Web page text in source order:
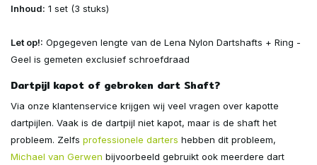
Inhoud: 1 set (3 stuks)
Let op!: Opgegeven lengte van de Lena Nylon Dartshafts + Ring -
Geel is gemeten exclusief schroefdraad
Dartpijl kapot of gebroken dart Shaft?
Via onze klantenservice krijgen wij veel vragen over kapotte
dartpijlen. Vaak is de dartpijl niet kapot, maar is de shaft het
probleem. Zelfs professionele darters hebben dit probleem,
Michael van Gerwen bijvoorbeeld gebruikt ook meerdere dart